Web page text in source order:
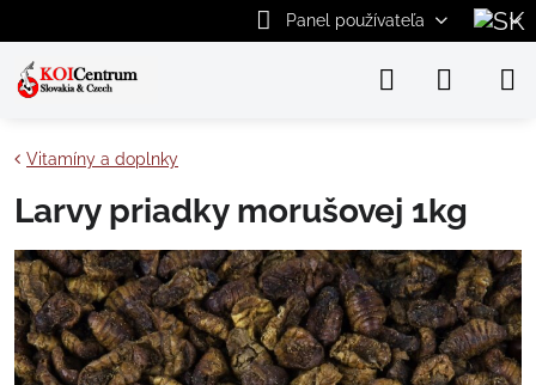
Panel používateľa
Vitamíny a doplnky
Larvy priadky morušovej 1kg